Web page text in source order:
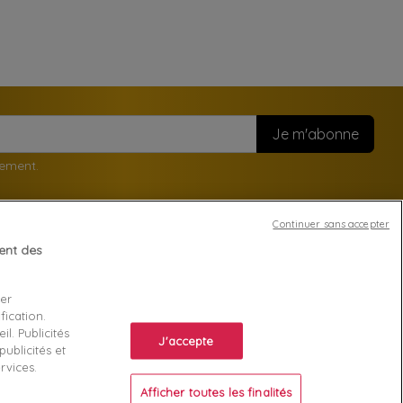
Connexion
Créez votre compte
des
Publicités
et
J'accepte
Afficher toutes les finalités
Continuer sans accepter